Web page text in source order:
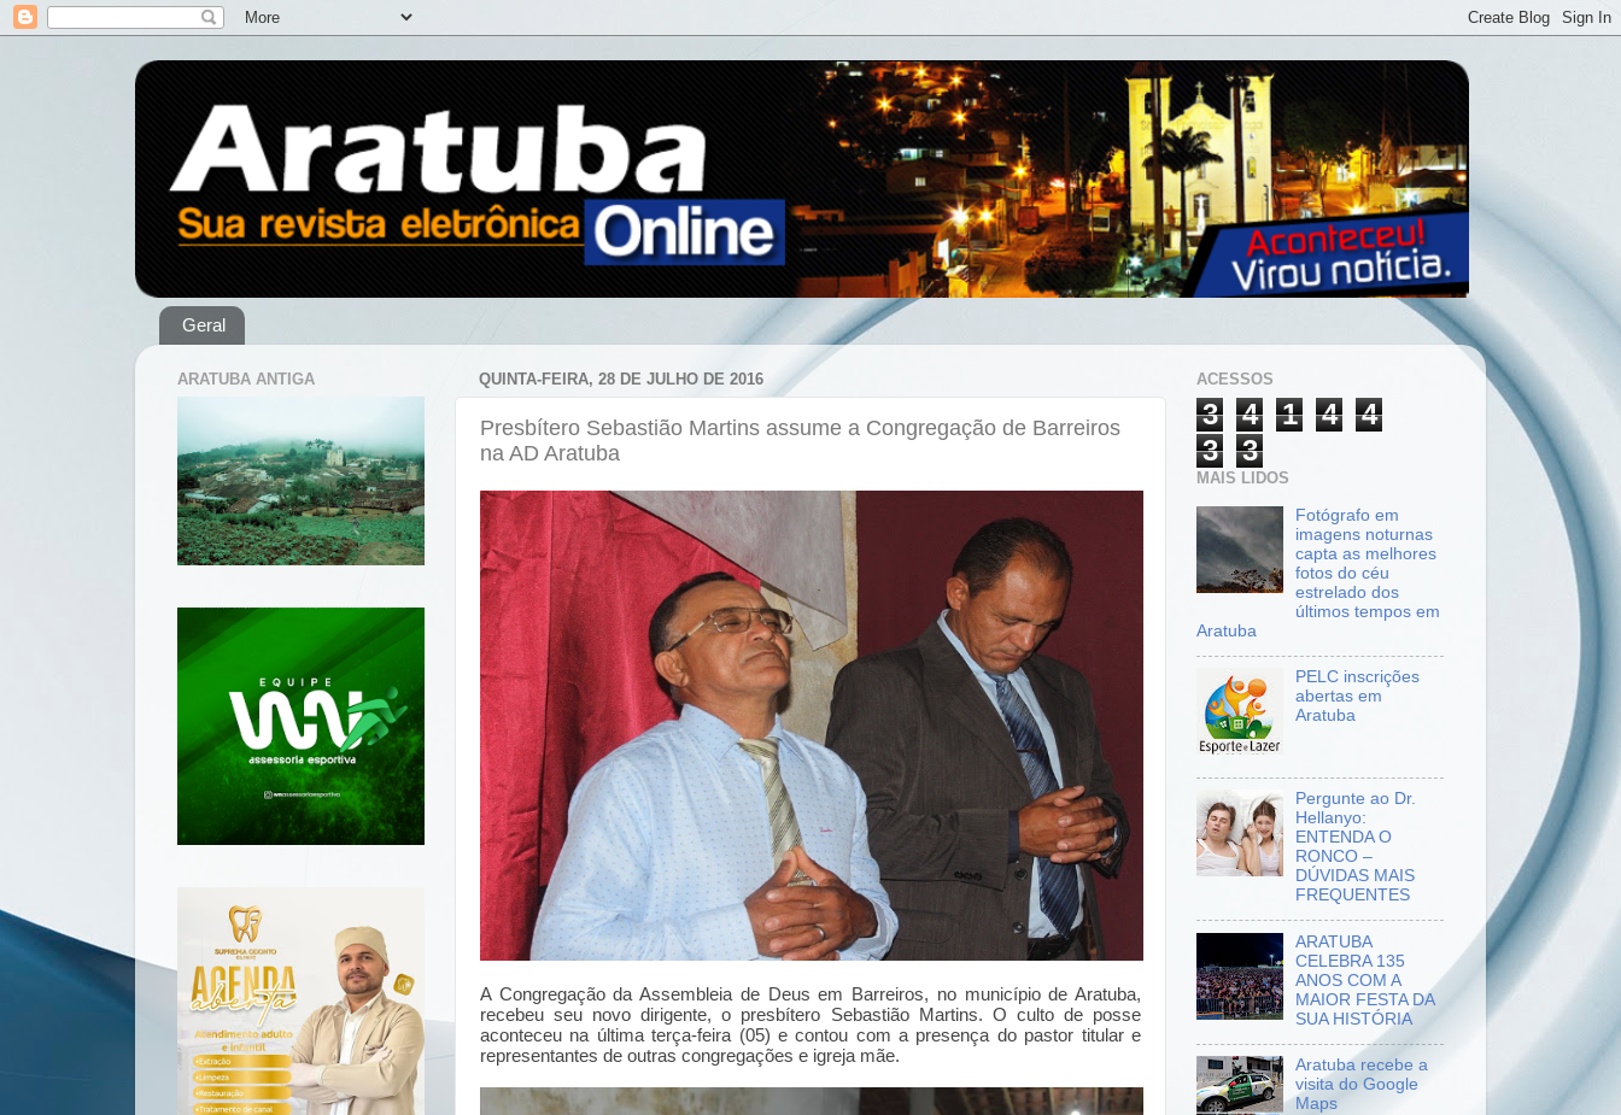
Geral
QUINTA-FEIRA, 28 DE JULHO DE 2016
Presbítero Sebastião Martins assume a Congregação de Barreiros
na AD Aratuba
A Congregação da Assembleia de Deus em Barreiros, no município de Aratuba,
recebeu seu novo dirigente, o presbítero Sebastião Martins. O culto de posse
aconteceu na última terça-feira (05) e contou com a presença do pastor titular e
representantes de outras congregações e igreja mãe.
ARATUBA ANTIGA ACESSOS
3 4 1 4
4
3
3
MAIS LIDOS
Fotógrafo em
imagens noturnas
capta as melhores
fotos do céu
estrelado dos
últimos tempos em
Aratuba
PELC inscrições
abertas em
Aratuba
Pergunte ao Dr.
Hellanyo:
ENTENDA O
RONCO –
DÚVIDAS MAIS
FREQUENTES
ARATUBA
CELEBRA 135
ANOS COM A
MAIOR FESTA DA
SUA HISTÓRIA
Aratuba recebe a
visita do Google
Maps